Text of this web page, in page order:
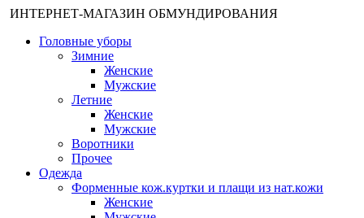
ИНТЕРНЕТ-МАГАЗИН ОБМУНДИРОВАНИЯ
Головные уборы
Зимние
Женские
Мужские
Летние
Женские
Мужские
Воротники
Прочее
Одежда
Форменные кож.куртки и плащи из нат.кожи
Женские